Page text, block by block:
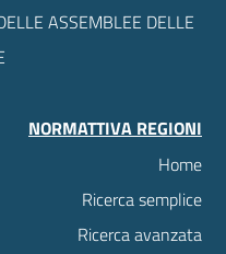
ASSEMBLEE DELLE
NORMATTIVA REGIONI
Home
Ricerca semplice
Ricerca avanzata